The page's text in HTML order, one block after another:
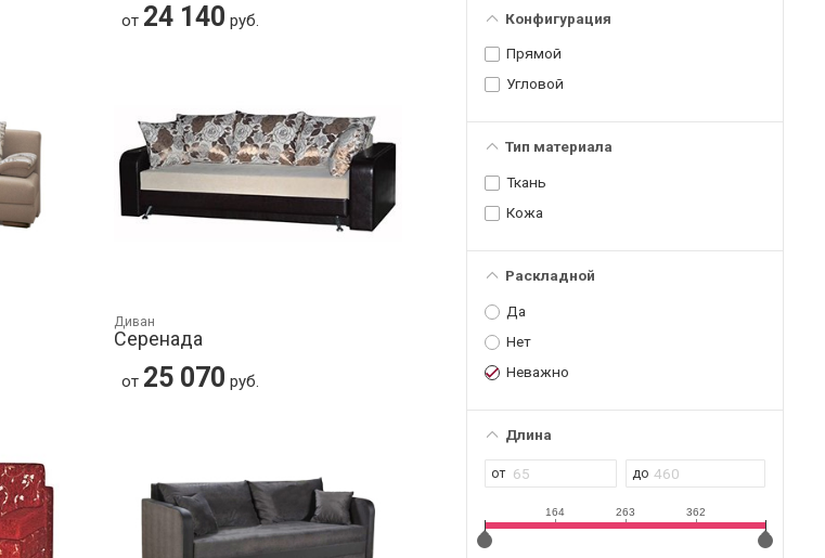
Конфигурация
Прямой
Угловой
Тип материала
Ткань
Кожа
Раскладной
Да
Нет
Неважно
Длина
164 263 362
от 24 140 руб.
Диван
Серенада
от 25 070 руб.